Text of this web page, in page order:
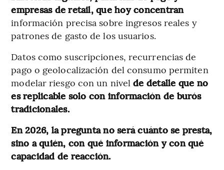
empresas de retail, que hoy concentran
información precisa sobre ingresos reales y
patrones de gasto de los usuarios.
Datos como suscripciones, recurrencias de
pago o geolocalización del consumo permiten
modelar riesgo con un nivelde detalle que no
es replicable solo con información de burós
tradicionales.
En 2026, la pregunta no será cuánto se presta,
sino a quién, con qué información y con qué
capacidad de reacción.